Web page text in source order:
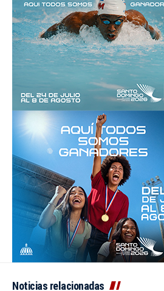
Noticias relacionadas